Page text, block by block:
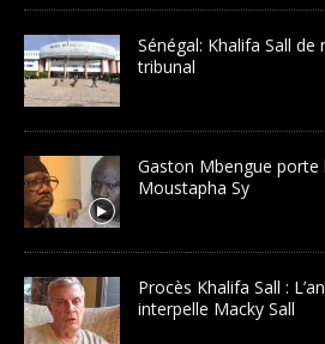
Sénégal: Khalifa Sall
tribunal
Gaston Mbengue porte
Moustapha Sy
Procès Khalifa Sall :
interpelle Macky Sall